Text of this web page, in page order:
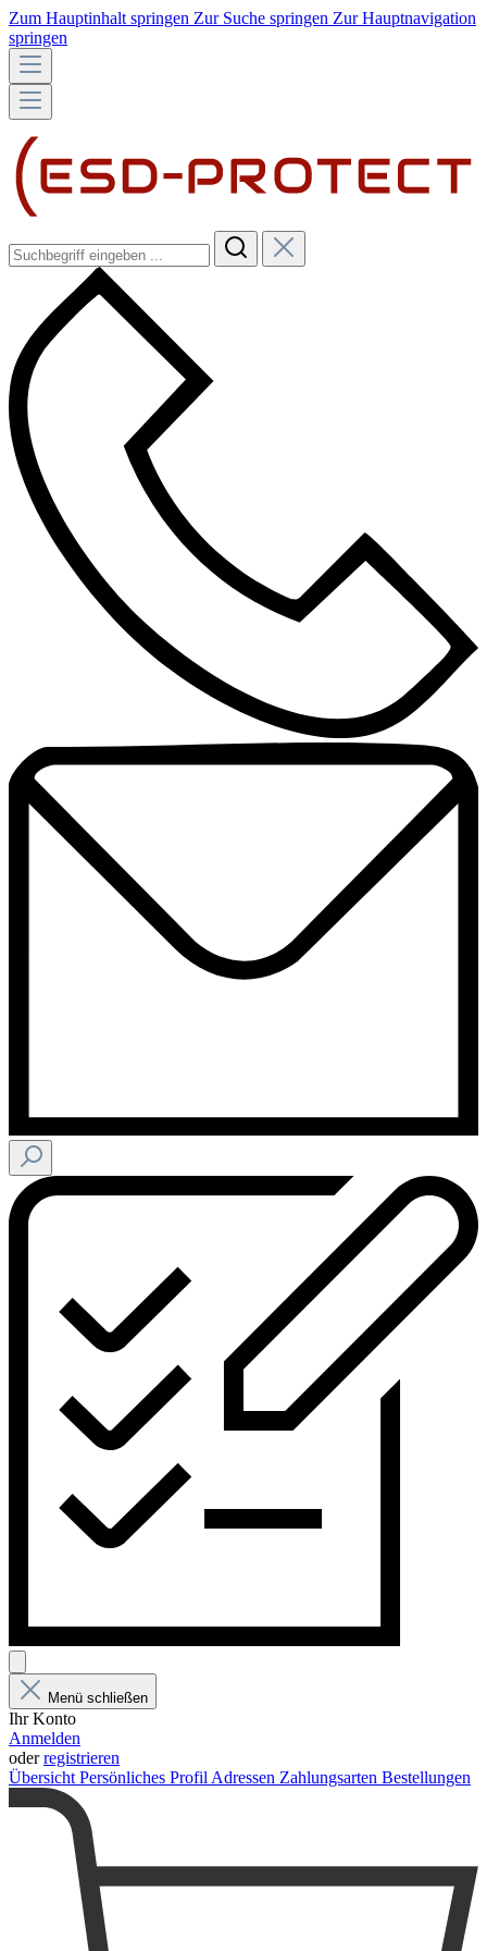
Zum Hauptinhalt springen Zur Suche springen Zur Hauptnavigation
springen
Menü schließen
Ihr Konto
Anmelden
oderregistrieren
Übersicht Persönliches Profil Adressen Zahlungsarten Bestellungen